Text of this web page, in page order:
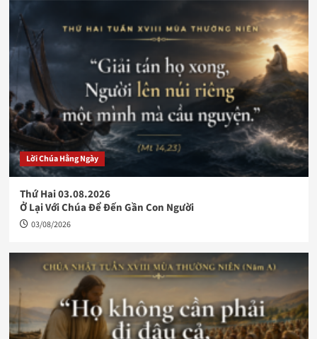
Lời Chúa Hằng Ngày
Thứ Hai 03.08.2026
Ở Lại Với Chúa Để Đến Gần Con Người
03/08/2026